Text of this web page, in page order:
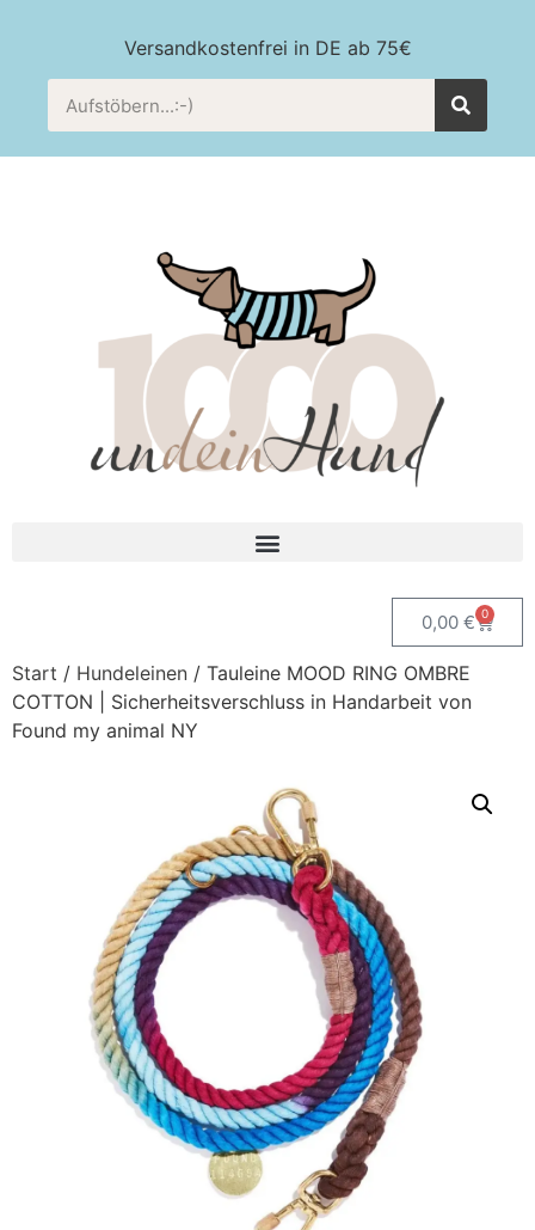
Versandkostenfrei in DE ab 75€
0,00 € 0
Start / Hundeleinen / Tauleine MOOD RING OMBRE
COTTON | Sicherheitsverschluss in Handarbeit von
Found my animal NY